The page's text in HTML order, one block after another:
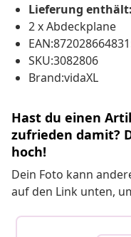
Lieferung enthält:
2 x Abdeckplane
SKU:3082806
Brand:vidaXL
Hast du einen
zufrieden damit?
hoch!
Dein Foto kann
auf den Link unten,